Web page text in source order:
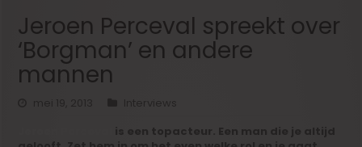
Jeroen Perceval spreekt over
‘Borgman’ en andere
mannen
Interviews
is een topacteur. Een man die je altijd